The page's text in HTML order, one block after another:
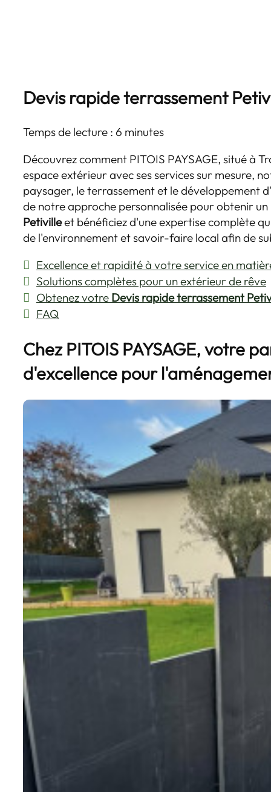
Devis rapide terrassement
Temps de lecture : 6 minutes
Découvrez comment PITOIS PAYSAGE, situé à
espace extérieur avec ses services sur mesure,
paysager, le terrassement et le développement
de notre approche personnalisée pour obtenir un
Petivilleet bénéficiez d'une expertise complète
de l'environnement et savoir-faire local afin de
Excellence et rapidité à votre service en
Solutions complètes pour un extérieur de rêve
Obtenez votre Devis rapide terrassement
FAQ
Chez PITOIS PAYSAGE, votre
d'excellence pour